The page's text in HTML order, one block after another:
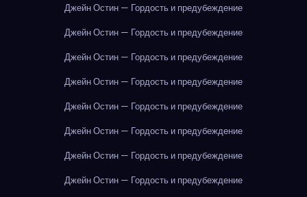
Джейн Остин — Гордость и предубеждение
Джейн Остин — Гордость и предубеждение
Джейн Остин — Гордость и предубеждение
Джейн Остин — Гордость и предубеждение
Джейн Остин — Гордость и предубеждение
Джейн Остин — Гордость и предубеждение
Джейн Остин — Гордость и предубеждение
Джейн Остин — Гордость и предубеждение